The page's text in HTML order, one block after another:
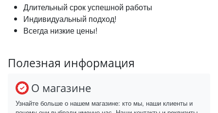
Длительный срок успешной работы
Индивидуальный подход!
Всегда низкие цены!
Полезная информация
О магазине
Узнайте больше о нашем магазине: кто мы, наши клиенты и